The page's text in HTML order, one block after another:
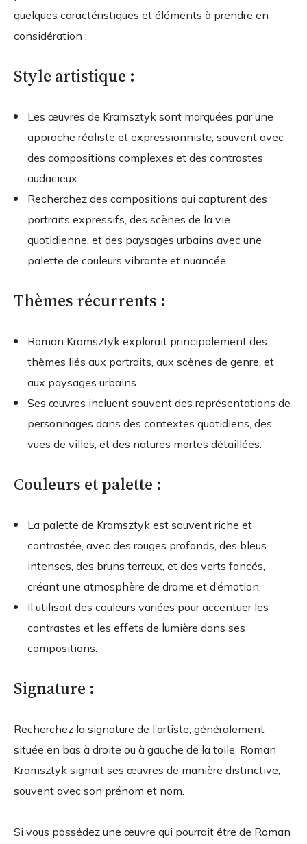
quelques caractéristiques et éléments à prendre en
considération :
Style artistique :
Les œuvres de Kramsztyk sont marquées par une
approche réaliste et expressionniste, souvent avec
des compositions complexes et des contrastes
audacieux.
Recherchez des compositions qui capturent des
portraits expressifs, des scènes de la vie
quotidienne, et des paysages urbains avec une
palette de couleurs vibrante et nuancée.
Thèmes récurrents :
Roman Kramsztyk explorait principalement des
thèmes liés aux portraits, aux scènes de genre, et
aux paysages urbains.
Ses œuvres incluent souvent des représentations de
personnages dans des contextes quotidiens, des
vues de villes, et des natures mortes détaillées.
Couleurs et palette :
La palette de Kramsztyk est souvent riche et
contrastée, avec des rouges profonds, des bleus
intenses, des bruns terreux, et des verts foncés,
créant une atmosphère de drame et d’émotion.
Il utilisait des couleurs variées pour accentuer les
contrastes et les effets de lumière dans ses
compositions.
Signature :
Recherchez la signature de l’artiste, généralement
située en bas à droite ou à gauche de la toile. Roman
Kramsztyk signait ses œuvres de manière distinctive,
souvent avec son prénom et nom.
Si vous possédez une œuvre qui pourrait être de Roman